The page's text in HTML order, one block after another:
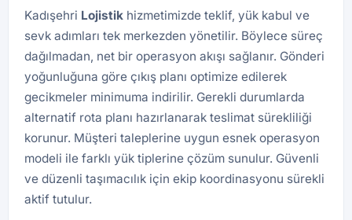
Kadışehri Lojistik hizmetimizde teklif, yük kabul ve
sevk adımları tek merkezden yönetilir. Böylece süreç
dağılmadan, net bir operasyon akışı sağlanır. Gönderi
yoğunluğuna göre çıkış planı optimize edilerek
gecikmeler minimuma indirilir. Gerekli durumlarda
alternatif rota planı hazırlanarak teslimat sürekliliği
korunur. Müşteri taleplerine uygun esnek operasyon
modeli ile farklı yük tiplerine çözüm sunulur. Güvenli
ve düzenli taşımacılık için ekip koordinasyonu sürekli
aktif tutulur.